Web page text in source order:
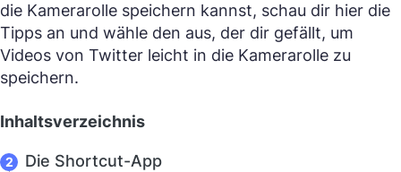
die Kamerarolle speichern kannst, schau dir hier die
Tipps an und wähle den aus, der dir gefällt, um
Videos von Twitter leicht in die Kamerarolle zu
speichern.
Inhaltsverzeichnis
Die Shortcut-App